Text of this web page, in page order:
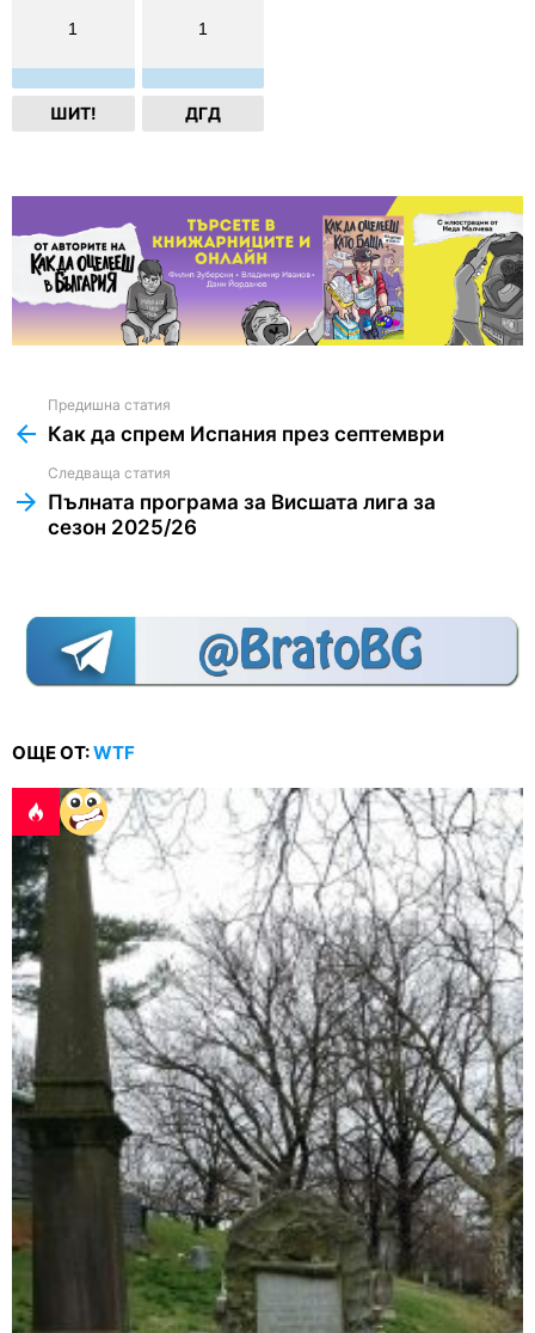
1
ШИТ!
1
ДГД
more
Предишна статия
Как да спрем Испания през септември
Следваща статия
Пълната програма за Висшата лига за
сезон 2025/26
ОЩЕ ОТ:WTF